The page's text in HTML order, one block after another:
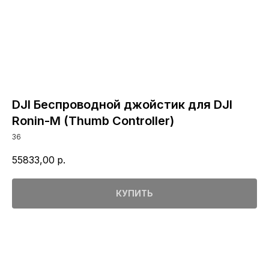
DJI Беспроводной джойстик для DJI
Ronin-M (Thumb Controller)
36
55833,00 р.
КУПИТЬ